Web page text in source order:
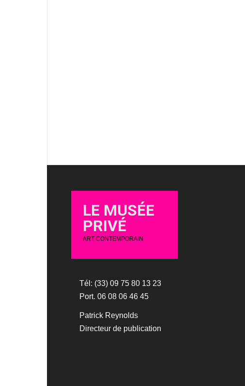
LE MUSÉE
PRIVÉ
ART CONTEMPORAIN
Tél: (33) 09 75 80 13 23
Port. 06 08 06 46 45
Patrick Reynolds
Directeur de publication